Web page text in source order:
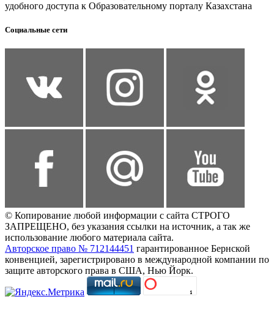
удобного доступа к Образовательному порталу Казахстана
Социальные сети
© Копирование любой информации с сайта СТРОГО
ЗАПРЕЩЕНО, без указания ссылки на источник, а так же
использование любого материала сайта.
Авторское право № 712144451 гарантированное Бернской
конвенцией, зарегистрировано в международной компании по
защите авторского права в США, Нью Йорк.